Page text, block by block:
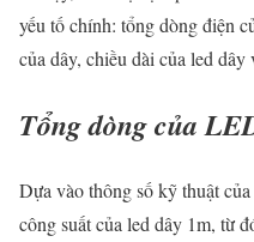
yếu tố chính: tổng dòng điện
của dây, chiều dài của led
Tổng dòng của
Dựa vào thông số kỹ thuật
công suất của led dây 1m, từ